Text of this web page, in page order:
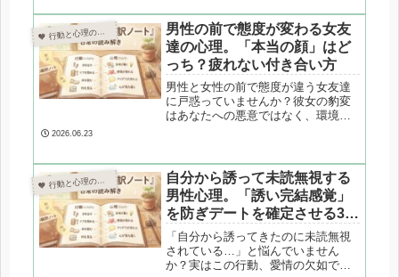
と、心が壊れる前に絶対に見逃して
はいけない「転職を考えるべき4つの
サイン」を解説します。
 行動と心理の翻訳ノート
男性の前で態度が変わる女友
達の心理。「本当の顔」はど
っち？疲れない付き合い方
男性と女性の前で態度が違う女友達
に戸惑っていませんか？彼女の豹変
はあなたへの悪意ではなく、環境へ
ラーが、人によって態度を変える心
理と、人間関係であなたがすり減ら
ないための3つの対処法を解説しま
す。
2026.06.23
 行動と心理の翻訳ノート
自分から誘って未読無視する
男性心理。「誘い完結感覚」
を防ぎデートを確定させる3つ
の対処法
「自分から誘ってきたのに未読無視
されている…」と悩んでいません
か？実はこの行動、愛情の欠如では